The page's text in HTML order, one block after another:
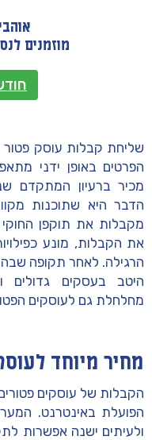
מוזמנים
שליחת קבלות עוסק פטור
הפרטים באופן ידני
מכיר ברעיון המתקדם
הדבר היא שתוכנות
מקבלות את תוקפן
את הקבלות, מונע
הרגילה. לאחר תקופה שבה
היטב בעסקים גדולים
מחלחלת גם לעוסקים
מחיר מיוחד
הקבלות של עוסקים
הפועלת באינטרנט.
ולעיתים ישנה אפשרות